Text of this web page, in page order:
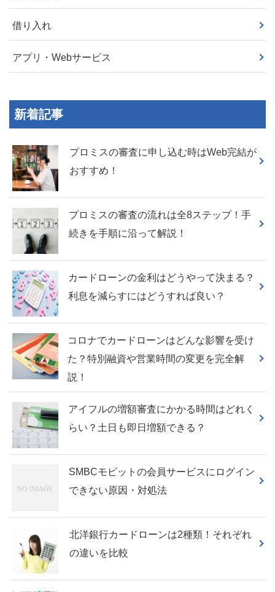
借り入れ
アプリ・Webサービス
新着記事
プロミスの審査に申し込む時はWeb完結が
おすすめ！
プロミスの審査の流れは全8ステップ！手
続きを手順に沿って解説！
カードローンの金利はどうやって決まる？
利息を減らすにはどうすれば良い？
コロナでカードローンはどんな影響を受け
た？特別融資や営業時間の変更を完全解
説！
アイフルの増額審査にかかる時間はどれく
らい？土日も即日増額できる？
SMBCモビットの会員サービスにログイン
できない原因・対処法
北洋銀行カードローンは2種類！それぞれ
の違いを比較